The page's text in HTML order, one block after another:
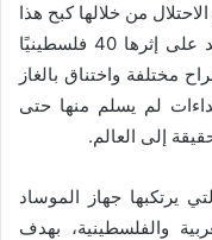
من خلالها كبح هذا
الحراك الشعبي المُسالم، والتي استُشهِد على إثرها 40 فلسطينيًا
5511 آخرون بجراح مختلفة واختناق بالغاز
لم يسلم منها حتى
إلى العالم.
يرتكبها جهاز الموساد
والفلسطينية، بهدف